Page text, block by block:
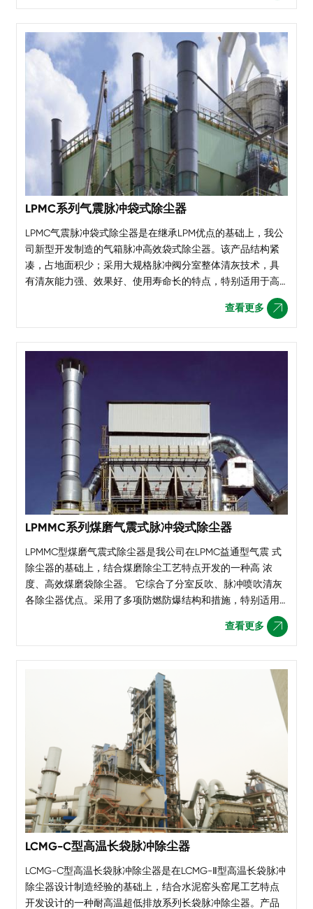
LPMC系列气震脉冲袋式除尘器
LPMC气震脉冲袋式除尘器是在继承LPM优点的基础上，我公
司新型开发制造的气箱脉冲高效袋式除尘器。该产品结构紧
凑，占地面积少；采用大规格脉冲阀分室整体清灰技术，具
有清灰能力强、效果好、使用寿命长的特点，特别适用于高
浓度粉尘的治理。广泛应用于建材、水泥、冶金、机械、化
工和耐火材料等行业的含尘废气超净过滤，满足超低排
查看更多 
LPMMC系列煤磨气震式脉冲袋式除尘器
LPMMC型煤磨气震式除尘器是我公司在LPMC益通型气震 式
除尘器的基础上，结合煤磨除尘工艺特点开发的一种高 浓
度、高效煤磨袋除尘器。 它综合了分室反吹、脉冲喷吹清灰
各除尘器优点。采用了多项防燃防爆结构和措施，特别适用
于各种煤粉制备系统的粉尘收集。LPMMC型气震式除尘器根
据处理风量大小设计成33种规格。过滤面积从98~2870㎡ 处
查看更多 
LCMG-C型高温长袋脉冲除尘器
LCMG-C型高温长袋脉冲除尘器是在LCMG-Ⅱ型高温长袋脉冲
除尘器设计制造经验的基础上，结合水泥窑头窑尾工艺特点
开发设计的一种耐高温超低排放系列长袋脉冲除尘器。产品